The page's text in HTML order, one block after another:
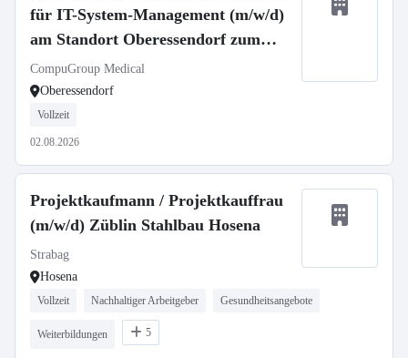
für IT-System-Management (m/w/d)
am Standort Oberessendorf zum
01.09.2026
CompuGroup Medical
Oberessendorf
Vollzeit
02.08.2026
Projektkaufmann / Projektkauffrau
(m/w/d) Züblin Stahlbau Hosena
Strabag
Hosena
Vollzeit Nachhaltiger Arbeitgeber Gesundheitsangebote
Weiterbildungen 5